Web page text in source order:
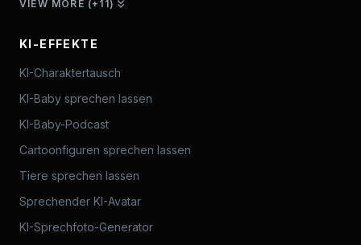
VIEW MORE (+11)
KI-EFFEKTE
KI-Charaktertausch
KI-Baby sprechen lassen
KI-Baby-Podcast
Cartoonfiguren sprechen lassen
Tiere sprechen lassen
Sprechender KI-Avatar
KI-Sprechfoto-Generator